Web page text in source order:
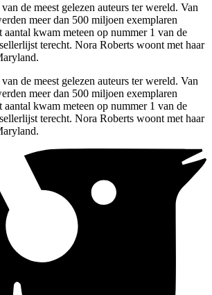
van de meest gelezen auteurs ter wereld. Van
meer dan 500 miljoen exemplaren
aantal kwam meteen op nummer 1 van de
terecht. Nora Roberts woont met haar
van de meest gelezen auteurs ter wereld. Van
meer dan 500 miljoen exemplaren
aantal kwam meteen op nummer 1 van de
terecht. Nora Roberts woont met haar